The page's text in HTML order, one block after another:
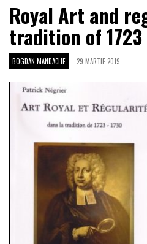
Royal Art and
tradition of 1723
BOGDAN MANDACHE 29 MARTIE 2019